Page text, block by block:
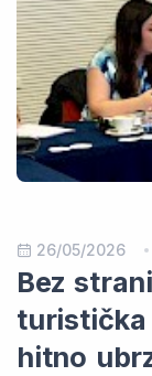
26/05/2026
Bez
turistička
hitno